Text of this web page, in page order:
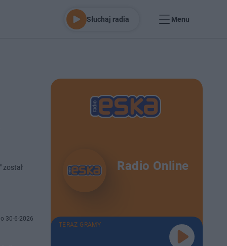
Słuchaj radia Menu
został
30-6-2026
Radio Online
TERAZ GRAMY